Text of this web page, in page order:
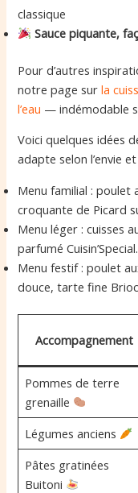
classique
Sauce piquante,
Pour d’autres
notre page surla
l’eau — indémodable
Voici quelques idées
adapte selon l’envie et
Menu familial : poulet
croquante de Picard
Menu léger : cuisses
parfumé Cuisin’Special.
Menu festif : poulet
douce, tarte fine
Accompagnement
Pommes de terre
grenaille
Légumes anciens
Pâtes gratinées
Buitoni